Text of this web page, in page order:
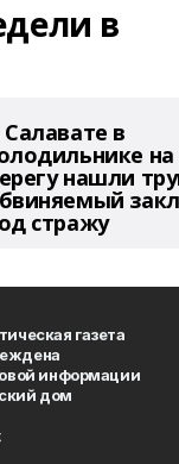
в
Салавате в
на
нашли
стражу
газета
информации
дом